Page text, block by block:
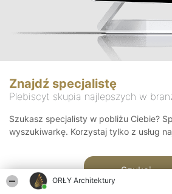
ORŁY Architektury
Znajdź specjalistę
Plebiscyt skupia najlepszych w
Szukasz specjalisty w pobliżu Ciebie?
wyszukiwarkę. Korzystaj tylko z usług
Szukaj